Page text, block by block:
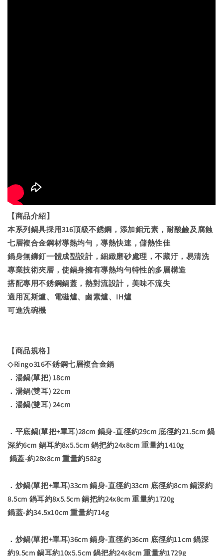
【商品介紹】
本系列鍋具採用316頂級不銹鋼，添加鉬元素，耐酸鹼及腐蝕
七層複合金鋼材導熱均勻，導熱快速，儲熱性佳
鍋身無鉚釘一體成型設計，細緻磨砂處理，不藏汙，易清洗
專業技術夾層，使鍋身擁有導熱均勻特性的多層構造
搭配專用不銹鋼鍋蓋，熱對流設計，美味不流失
適用瓦斯爐、電磁爐、鹵素爐、IH爐
可進洗碗機
【商品規格】
◇Ringo316不銹鋼七層複合金鍋
．湯鍋(單把) 18cm
．湯鍋(雙耳) 22cm
．湯鍋(雙耳) 24cm
．平底鍋(單把+單耳)28cm 鍋身-直徑約29cm 底徑約21.5cm 鍋
深約6cm 鍋耳約8x5.5cm 鍋把約24x8cm 重量約1410g
鍋蓋-約28x8cm 重量約582g
．炒鍋(單把+單耳)33cm 鍋身-直徑約33cm 底徑約8cm 鍋深約
8.5cm 鍋耳約8x5.5cm 鍋把約24x8cm 重量約1720g
鍋蓋-約34.5x10cm 重量約714g
．炒鍋(單把+單耳)36cm 鍋身-直徑約36cm 底徑約11cm 鍋深
約9.5cm 鍋耳約10x5.5cm 鍋把約24x8cm 重量約1729g